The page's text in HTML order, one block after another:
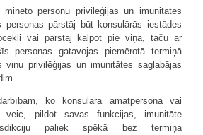
personu privilēģijas un imunitātes
pārstāj būt konsulārās iestādes
vai pārstāj kalpot pie viņa, taču ar
personas gatavojas piemērotā termiņā
viņu privilēģijas un imunitātes saglabājas
ko konsulārā amatpersona vai
veic, pildot savas funkcijas, imunitāte
paliek spēkā bez termiņa